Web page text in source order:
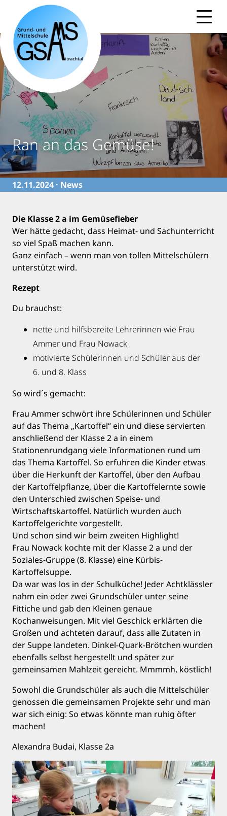
content
Ran an das Gemüse!
12.11.2024 · News
Die Klasse 2 a im Gemüsefieber
Wer hätte gedacht, dass Heimat- und Sachunterricht
so viel Spaß machen kann.
Ganz einfach – wenn man von tollen Mittelschülern
unterstützt wird.
Rezept
Du brauchst:
nette und hilfsbereite Lehrerinnen wie Frau
Ammer und Frau Nowack
motivierte Schülerinnen und Schüler aus der
6. und 8. Klass
So wird´s gemacht:
Frau Ammer schwört ihre Schülerinnen und Schüler
auf das Thema „Kartoffel“ ein und diese servierten
anschließend der Klasse 2 a in einem
Stationenrundgang viele Informationen rund um
das Thema Kartoffel. So erfuhren die Kinder etwas
über die Herkunft der Kartoffel, über den Aufbau
der Kartoffelpflanze, über die Kartoffelernte sowie
den Unterschied zwischen Speise- und
Wirtschaftskartoffel. Natürlich wurden auch
Kartoffelgerichte vorgestellt.
Und schon sind wir beim zweiten Highlight!
Frau Nowack kochte mit der Klasse 2 a und der
Soziales-Gruppe (8. Klasse) eine Kürbis-
Kartoffelsuppe.
Da war was los in der Schulküche! Jeder Achtklässler
nahm ein oder zwei Grundschüler unter seine
Fittiche und gab den Kleinen genaue
Kochanweisungen. Mit viel Geschick erklärten die
Großen und achteten darauf, dass alle Zutaten in
der Suppe landeten. Dinkel-Quark-Brötchen wurden
ebenfalls selbst hergestellt und später zur
gemeinsamen Mahlzeit gereicht. Mmmmh, köstlich!
Sowohl die Grundschüler als auch die Mittelschüler
genossen die gemeinsamen Projekte sehr und man
war sich einig: So etwas könnte man ruhig öfter
machen!
Alexandra Budai, Klasse 2a